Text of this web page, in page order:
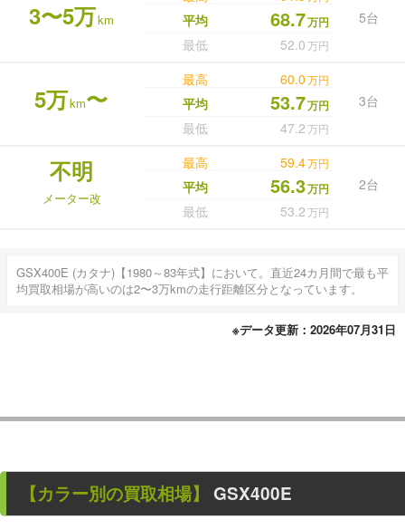
3〜5万km 5台
平均 68.7万円
最低 52.0万円
5万km〜
最高 60.0万円
3台
平均 53.7万円
最低 47.2万円
不明
メーター改
最高 59.4万円
2台
平均 56.3万円
最低 53.2万円
GSX400E (カタナ)【1980～83年式】において。直近24カ月間で最も平
均買取相場が高いのは2〜3万kmの走行距離区分となっています。
※データ更新：2026年07月31日
【カラー別の買取相場】 GSX400E